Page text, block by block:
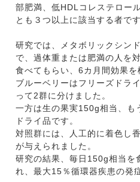
部肥満、低HDLコレステロー
とも３つ以上に該当する者です
研究では、メタボリックシン
で、過体重または肥満の人を
食べてもらい、6カ月間効果を
ブルーベリーはフリーズドラ
って2群に分けました。
一方は生の果実150g相当、も
ドライ品です。
対照群には、人工的に着色し
が与えられました。
研究の結果、毎日150g相当を
れ、最大15％循環器疾患の発